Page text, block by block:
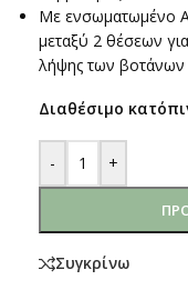
Με ενσωματωμένο
μεταξύ 2 θέσεων
λήψης των βοτάνων
Διαθέσιμο
- +
Συγκρίνω